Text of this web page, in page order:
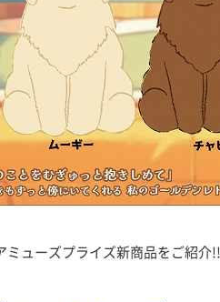
ミューズプライズ新商品をご紹介!!